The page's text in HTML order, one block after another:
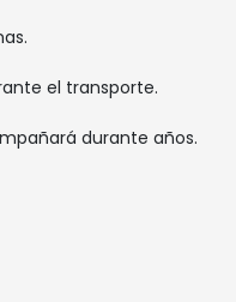
el transporte.
durante años.